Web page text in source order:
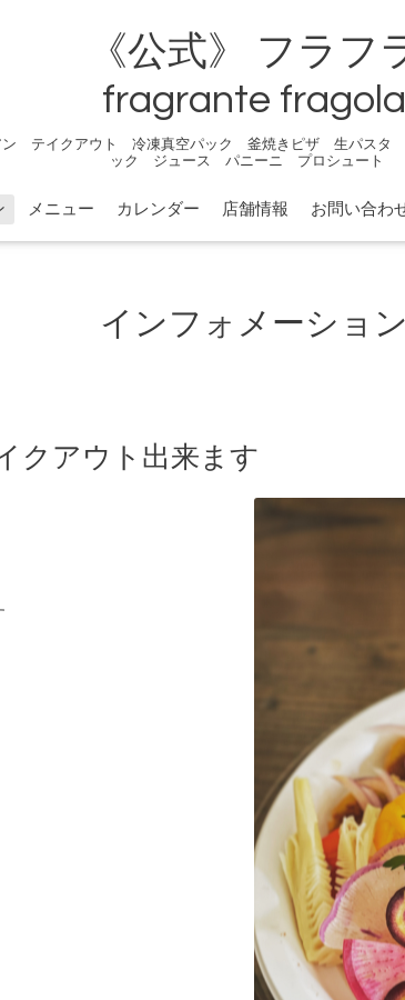
《公式》 フラフ
fragrante fragola
テイクアウト 冷凍真空パック 釜焼きピザ 生パス
ック ジュース パニーニ プロシュート
メニュー カレンダー 店舗情報 お問い合わ
インフォメーション
クアウト出来ます